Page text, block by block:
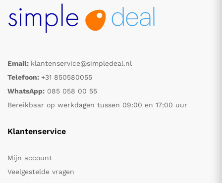
Email: klantenservice@simpledeal.nl
Telefoon: +31 850580055
WhatsApp: 085 058 00 55
Bereikbaar op werkdagen tussen 09:00 en 17:00 uur
Klantenservice
Mijn account
Veelgestelde vragen